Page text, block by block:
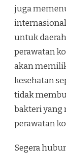
juga
internasional
untuk
perawatan
akan
kesehatan
tidak
bakteri yang
perawatan
Segera